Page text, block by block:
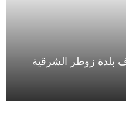
زوطر الشرقية